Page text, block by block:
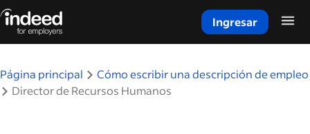
Ingresar
Página principal
Cómo escribir una descripción de empleo
Director de Recursos Humanos